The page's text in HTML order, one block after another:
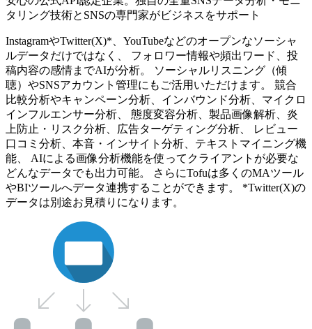
タリング技術とSNSの専門家がビジネスをサポート
InstagramやTwitter(X)*、YouTubeなどのオープンなソーシャ
ルデータだけではなく、 フォロワー情報や頻出ワード、投
稿内容の感情までAIが分析。 ソーシャルリスニング（傾
聴）やSNSアカウント管理にもご活用いただけます。 競合
比較分析やキャンペーン分析、インバウンド分析、マイクロ
インフルエンサー分析、 態度変容分析、製品画像解析、炎
上防止・リスク分析、広告ターゲティング分析、 レビュー
口コミ分析、本音・インサイト分析、テキストマイニング機
能、 AIによる画像分析機能を使ってクライアントが必要な
どんなデータでも出力可能。 さらにTofuは多くのMAツール
やBIツールへデータ連携することができます。 *Twitter(X)の
データは別途お見積りになります。